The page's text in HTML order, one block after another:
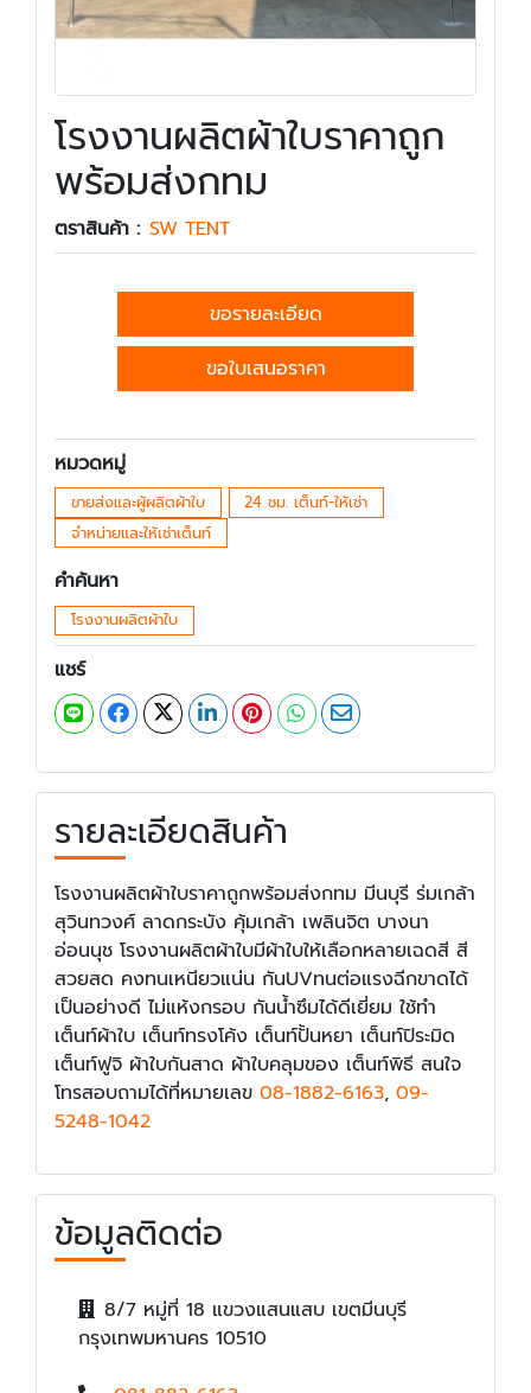
โรงงานผลิตผ้าใบราคาถูก
พร้อมส่งกทม
ตราสินค้า : SW TENT
ขอรายละเอียด
ขอใบเสนอราคา
หมวดหมู่
ขายส่งและผู้ผลิตผ้าใบ
24 ชม. เต็นท์-ให้เช่า
จำหน่ายและให้เช่าเต็นท์
คำค้นหา
โรงงานผลิตผ้าใบ
แชร์
รายละเอียดสินค้า
โรงงานผลิตผ้าใบราคาถูกพร้อมส่งกทม มีนบุรี ร่มเกล้า
สุวินทวงศ์ ลาดกระบัง คุ้มเกล้า เพลินจิต บางนา
อ่อนนุช โรงงานผลิตผ้าใบมีผ้าใบให้เลือกหลายเฉดสี สี
สวยสด คงทนเหนียวแน่น กันUVทนต่อแรงฉีกขาดได้
เป็นอย่างดี ไม่แห้งกรอบ กันน้ำซึมได้ดีเยี่ยม ใช้ทำ
เต็นท์ผ้าใบ เต็นท์ทรงโค้ง เต็นท์ปั้นหยา เต็นท์ปิระมิด
เต็นท์ฟูจิ ผ้าใบกันสาด ผ้าใบคลุมของ เต็นท์พิธี สนใจ
โทรสอบถามได้ที่หมายเลข 08-1882-6163, 09-
5248-1042
ข้อมูลติดต่อ
8/7 หมู่ที่ 18 แขวงแสนแสบ เขตมีนบุรี
กรุงเทพมหานคร 10510